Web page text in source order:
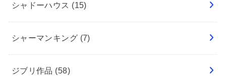
シャドーハウス (15)
シャーマンキング (7)
ジブリ作品 (58)